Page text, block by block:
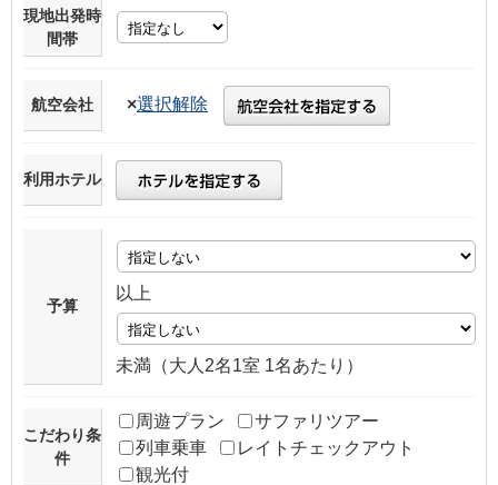
現地出発時
間帯
航空会社 ×選択解除
利用ホテル
予算
以上
未満（大人2名1室 1名あたり）
こだわり条
件
周遊プラン
サファリツアー
列車乗車
レイトチェックアウト
観光付